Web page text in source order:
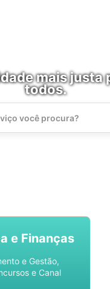
mais justa
todos.
e Finanças
e Gestão,
e Canal